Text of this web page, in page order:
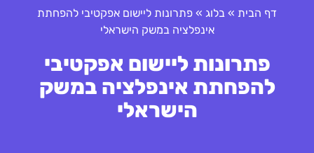
דף הבית » בלוג » פתרונות ליישום אפקטיבי להפחתת
אינפלציה במשק הישראלי
פתרונות ליישום אפקטיבי
להפחתת אינפלציה במשק
הישראלי